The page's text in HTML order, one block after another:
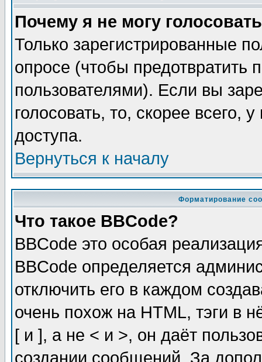
Почему я не могу
Только зарегистрированные
опросе (чтобы предотвратить
пользователями). Если вы
голосовать, то, скорее всего,
доступа.
Вернуться к началу
Форматирование
Что такое BBCode?
BBCode это особая
BBCode определяется
отключить его в каждом
очень похож на HTML, тэги в
[ и ], а не < и >, он даёт
создании сообщений. За